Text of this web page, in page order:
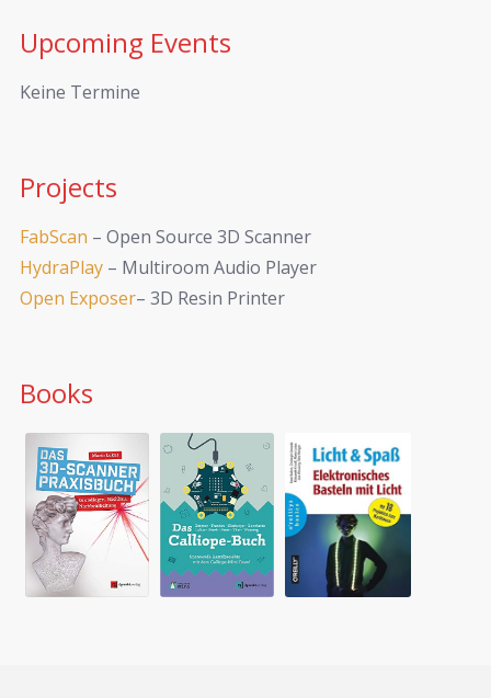
Upcoming Events
Keine Termine
Projects
FabScan – Open Source 3D Scanner
HydraPlay – Multiroom Audio Player
Open Exposer– 3D Resin Printer
Books